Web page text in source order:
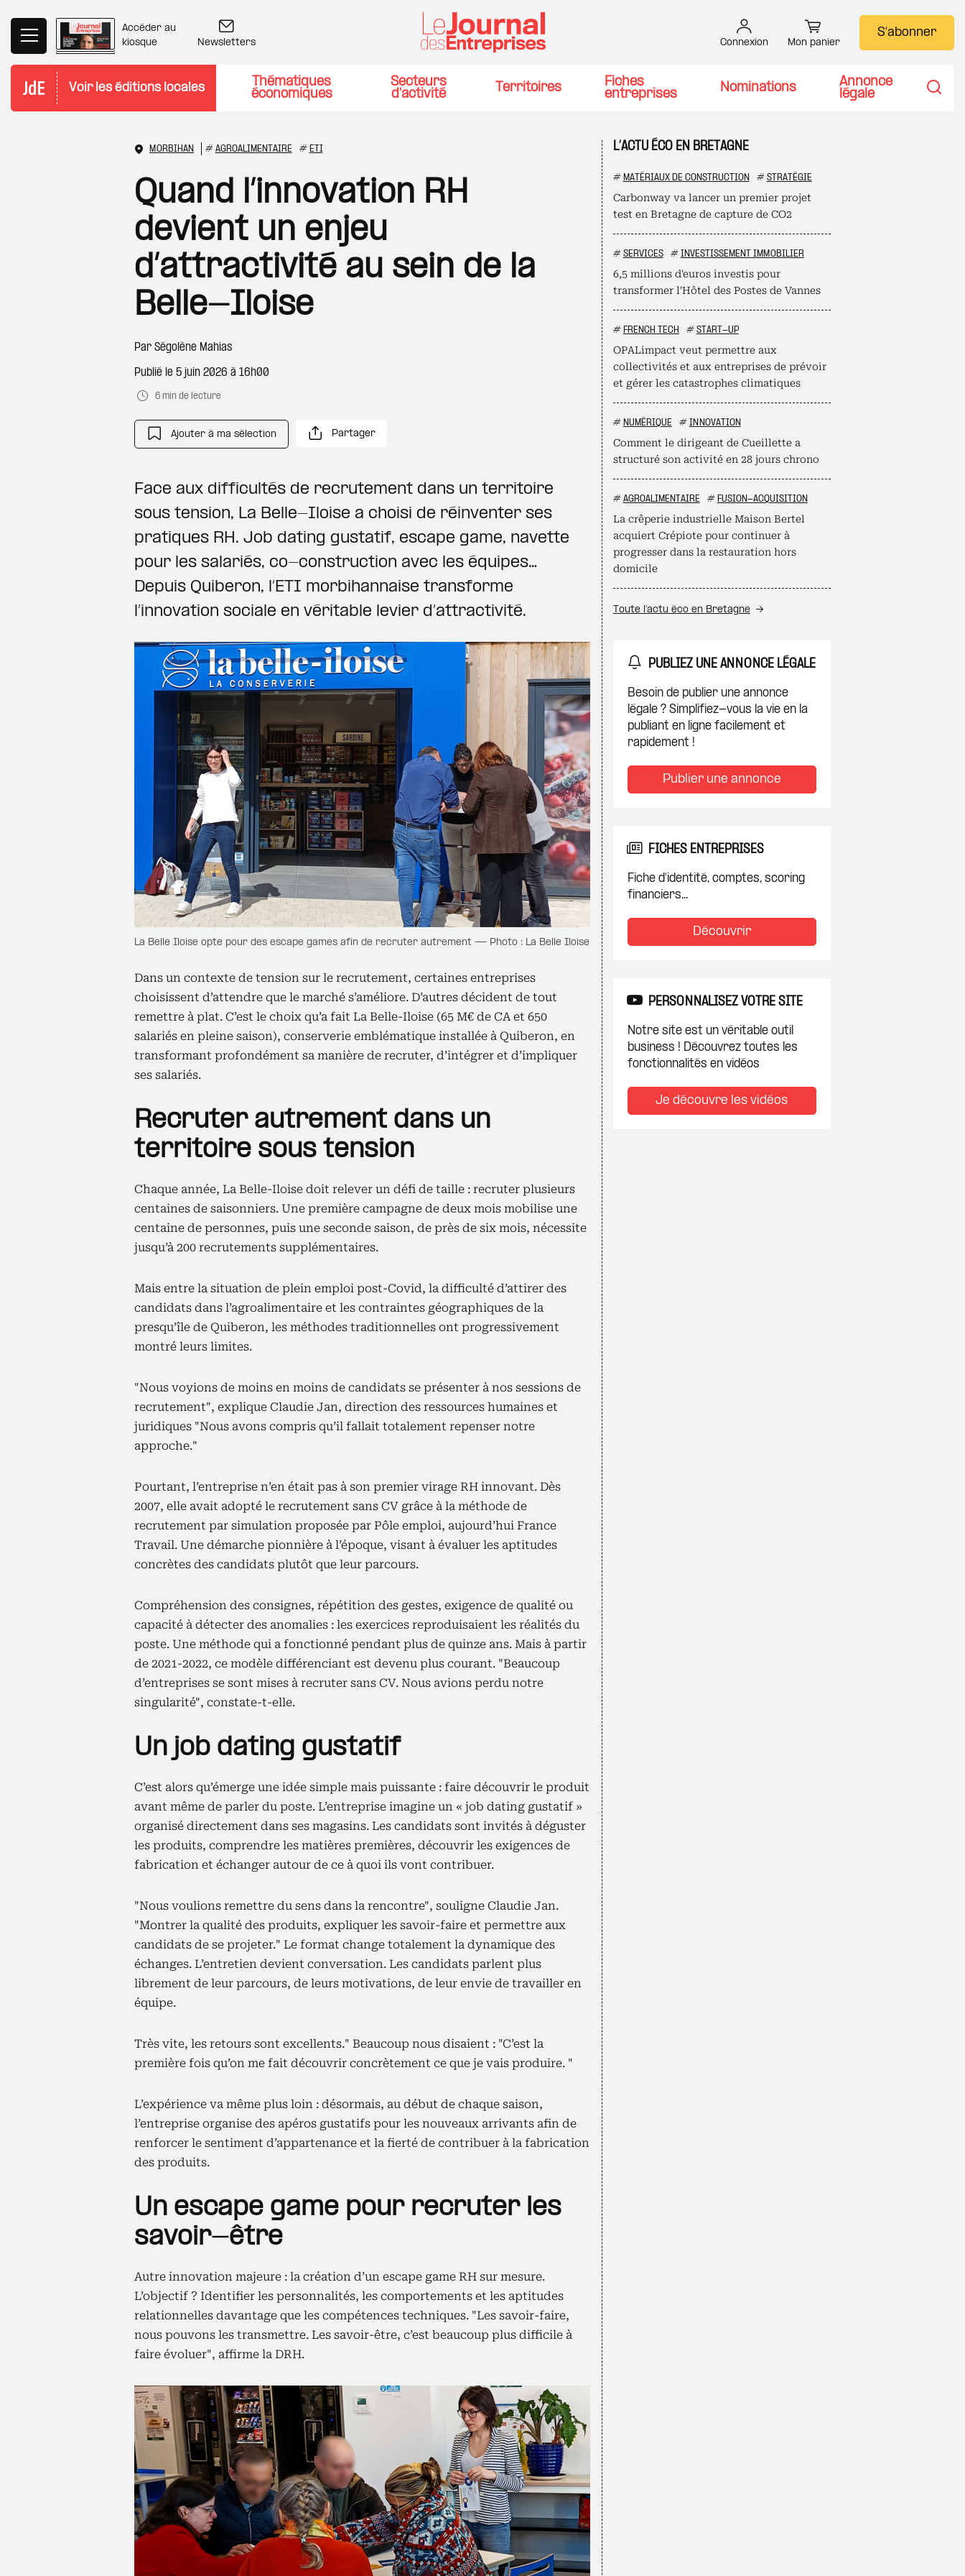
Accéder au
kiosque
Newsletters Connexion Mon panier
S'abonner
Voir les éditions locales
Thématiques
économiques
Secteurs
d'activité
Territoires
Fiches
entreprises
Nominations
Annonce
légale
MORBIHAN # AGROALIMENTAIRE # ETI
Quand l’innovation RH
devient un enjeu
d’attractivité au sein de la
Belle-Iloise
Par Ségolène Mahias
Publié le 5 juin 2026 à 16h00
6 min de lecture
Ajouter à ma sélection Partager
Face aux difficultés de recrutement dans un territoire
sous tension, La Belle-Iloise a choisi de réinventer ses
pratiques RH. Job dating gustatif, escape game, navette
pour les salariés, co-construction avec les équipes…
Depuis Quiberon, l’ETI morbihannaise transforme
l’innovation sociale en véritable levier d’attractivité.
La Belle Iloise opte pour des escape games afin de recruter autrement — Photo : La Belle Iloise
Dans un contexte de tension sur le recrutement, certaines entreprises
choisissent d’attendre que le marché s’améliore. D’autres décident de tout
remettre à plat. C’est le choix qu’a fait La Belle-Iloise (65 M€ de CA et 650
salariés en pleine saison), conserverie emblématique installée à Quiberon, en
transformant profondément sa manière de recruter, d’intégrer et d’impliquer
ses salariés.
Recruter autrement dans un
territoire sous tension
Chaque année, La Belle-Iloise doit relever un défi de taille : recruter plusieurs
centaines de saisonniers. Une première campagne de deux mois mobilise une
centaine de personnes, puis une seconde saison, de près de six mois, nécessite
jusqu’à 200 recrutements supplémentaires.
Mais entre la situation de plein emploi post-Covid, la difficulté d’attirer des
candidats dans l’agroalimentaire et les contraintes géographiques de la
presqu’île de Quiberon, les méthodes traditionnelles ont progressivement
montré leurs limites.
"Nous voyions de moins en moins de candidats se présenter à nos sessions de
recrutement", explique Claudie Jan, direction des ressources humaines et
juridiques "Nous avons compris qu’il fallait totalement repenser notre
approche."
Pourtant, l’entreprise n’en était pas à son premier virage RH innovant. Dès
2007, elle avait adopté le recrutement sans CV grâce à la méthode de
recrutement par simulation proposée par Pôle emploi, aujourd’hui France
Travail. Une démarche pionnière à l’époque, visant à évaluer les aptitudes
concrètes des candidats plutôt que leur parcours.
Compréhension des consignes, répétition des gestes, exigence de qualité ou
capacité à détecter des anomalies : les exercices reproduisaient les réalités du
poste. Une méthode qui a fonctionné pendant plus de quinze ans. Mais à partir
de 2021-2022, ce modèle différenciant est devenu plus courant. "Beaucoup
d’entreprises se sont mises à recruter sans CV. Nous avions perdu notre
singularité", constate-t-elle.
Un job dating gustatif
C’est alors qu’émerge une idée simple mais puissante : faire découvrir le produit
avant même de parler du poste. L’entreprise imagine un « job dating gustatif »
organisé directement dans ses magasins. Les candidats sont invités à déguster
les produits, comprendre les matières premières, découvrir les exigences de
fabrication et échanger autour de ce à quoi ils vont contribuer.
"Nous voulions remettre du sens dans la rencontre", souligne Claudie Jan.
"Montrer la qualité des produits, expliquer les savoir-faire et permettre aux
candidats de se projeter." Le format change totalement la dynamique des
échanges. L’entretien devient conversation. Les candidats parlent plus
librement de leur parcours, de leurs motivations, de leur envie de travailler en
équipe.
Très vite, les retours sont excellents." Beaucoup nous disaient : "C’est la
première fois qu’on me fait découvrir concrètement ce que je vais produire. "
L’expérience va même plus loin : désormais, au début de chaque saison,
l’entreprise organise des apéros gustatifs pour les nouveaux arrivants afin de
renforcer le sentiment d’appartenance et la fierté de contribuer à la fabrication
des produits.
Un escape game pour recruter les
savoir-être
Autre innovation majeure : la création d’un escape game RH sur mesure.
L’objectif ? Identifier les personnalités, les comportements et les aptitudes
relationnelles davantage que les compétences techniques. "Les savoir-faire,
nous pouvons les transmettre. Les savoir-être, c’est beaucoup plus difficile à
faire évoluer", affirme la DRH.
L’ACTU ÉCO EN BRETAGNE
# MATÉRIAUX DE CONSTRUCTION # STRATÉGIE
Carbonway va lancer un premier projet
test en Bretagne de capture de CO2
# SERVICES # INVESTISSEMENT IMMOBILIER
6,5 millions d'euros investis pour
transformer l'Hôtel des Postes de Vannes
# FRENCH TECH # START-UP
OPALimpact veut permettre aux
collectivités et aux entreprises de prévoir
et gérer les catastrophes climatiques
# NUMÉRIQUE # INNOVATION
Comment le dirigeant de Cueillette a
structuré son activité en 28 jours chrono
# AGROALIMENTAIRE # FUSION-ACQUISITION
La crêperie industrielle Maison Bertel
acquiert Crépiote pour continuer à
progresser dans la restauration hors
domicile
Toute l’actu éco en Bretagne
PUBLIEZ UNE ANNONCE LÉGALE
Besoin de publier une annonce
légale ? Simplifiez-vous la vie en la
publiant en ligne facilement et
rapidement !
Publier une annonce
FICHES ENTREPRISES
Fiche d'identité, comptes, scoring
financiers...
Découvrir
PERSONNALISEZ VOTRE SITE
Notre site est un véritable outil
business ! Découvrez toutes les
fonctionnalités en vidéos
Je découvre les vidéos